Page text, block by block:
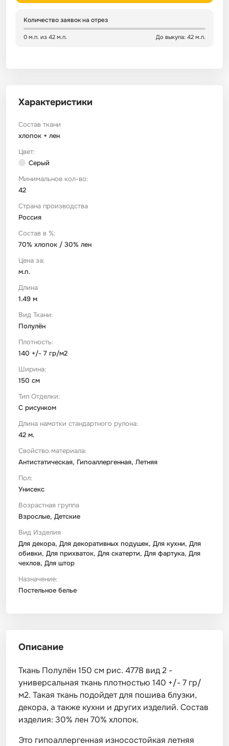
Количество заявок на отрез
0 м.п. из 42 м.п. До выкупа: 42 м.п.
Характеристики
Состав ткани
хлопок + лен
Цвет:
Серый
Минимальное кол-во:
42
Страна производства
Россия
Состав в %:
70% хлопок / 30% лен
Цена за:
м.п.
Длина
1.49 м
Вид Ткани:
Полулён
Плотность:
140 +/- 7 гр/м2
Ширина:
150 см
Тип Отделки:
С рисунком
Длина намотки стандартного рулона:
42 м.
Свойство материала:
Антистатическая, Гипоаллергенная, Летняя
Пол:
Унисекс
Возрастная группа
Взрослые, Детские
Вид Изделия
Для декора, Для декоративных подушек, Для кухни, Для
обивки, Для прихваток, Для скатерти, Для фартука, Для
чехлов, Для штор
Назначение:
Постельное белье
Описание
Ткань Полулён 150 см рис. 4778 вид 2 -
универсальная ткань плотностью 140 +/- 7 гр/
м2. Такая ткань подойдет для пошива блузки,
декора, а также кухни и других изделий. Состав
изделия: 30% лен 70% хлопок.
Это гипоаллергенная износостойкая летняя
Сатин
Сатин Страйп
Сатин Твил
Сетка
ТиСи Твил
Трикотаж
Тюль
Футер
Шелк Армани
Штапель
Зеленый
Детский
Город / архитектура
Морская тема
Космос
Имитации материалов